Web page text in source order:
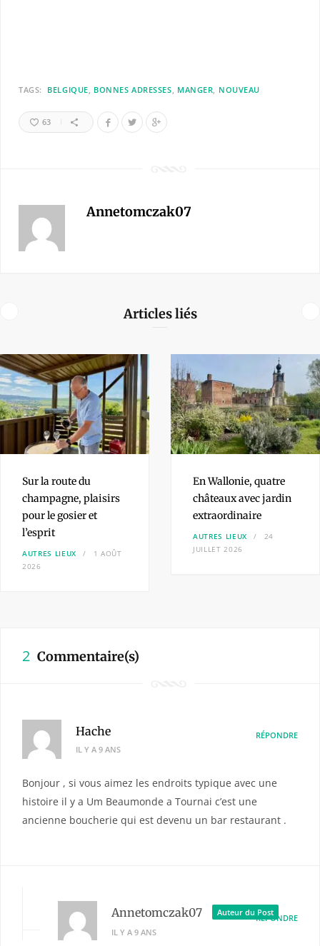
TAGS: BELGIQUE BONNES ADRESSES MANGER NOUVEAU
63
Annetomczak07
Articles liés
Sur la route du
champagne, plaisirs
pour le gosier et
l’esprit
AUTRES LIEUX
1 AOÛT
2026
En Wallonie, quatre
châteauxavec jardin
extraordinaire
AUTRES LIEUX
24
JUILLET 2026
2 Commentaire(s)
Hache
IL Y A 9 ANS
RÉPONDRE
Bonjour , si vous aimez les endroits typique avec une
histoire il y a Um Beaumonde a Tournai c’est une
ancienne boucherie qui est devenu un bar restaurant .
Annetomczak07
Auteur du Post
IL Y A 9 ANS
RÉPONDRE